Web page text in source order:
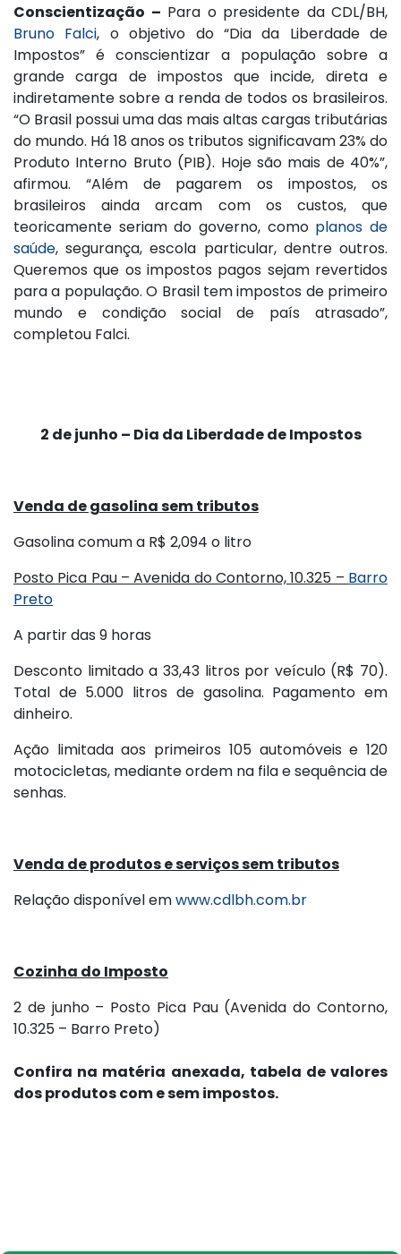
Conscientização – Para o presidente da CDL/BH,
Bruno Falci, o objetivo do “Dia da Liberdade de
Impostos” é conscientizar a população sobre a
grande carga de impostos que incide, direta e
indiretamente sobre a renda de todos os brasileiros.
“O Brasil possui uma das mais altas cargas tributárias
do mundo. Há 18 anos os tributos significavam 23% do
Produto Interno Bruto (PIB). Hoje são mais de 40%”,
afirmou. “Além de pagarem os impostos, os
brasileiros ainda arcam com os custos, que
teoricamente seriam do governo, como planos de
saúde, segurança, escola particular, dentre outros.
Queremos que os impostos pagos sejam revertidos
para a população. O Brasil tem impostos de primeiro
mundo e condição social de país atrasado”,
completou Falci.
2 de junho – Dia da Liberdade de Impostos
Venda de gasolina sem tributos
Gasolina comum a R$ 2,094 o litro
Posto Pica Pau – Avenida do Contorno, 10.325 – Barro
Preto
A partir das 9 horas
Desconto limitado a 33,43 litros por veículo (R$ 70).
Total de 5.000 litros de gasolina. Pagamento em
dinheiro.
Ação limitada aos primeiros 105 automóveis e 120
motocicletas, mediante ordem na fila e sequência de
senhas.
Venda de produtos e serviços sem tributos
Relação disponível emwww.cdlbh.com.br
Cozinha do Imposto
2 de junho – Posto Pica Pau (Avenida do Contorno,
10.325 – Barro Preto)
Confira na matéria anexada, tabela de valores
dos produtos com e sem impostos.